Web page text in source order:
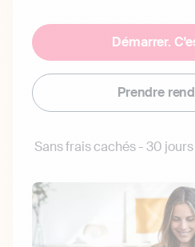
Démarrer.
Prendre
Sans frais cachés - 30